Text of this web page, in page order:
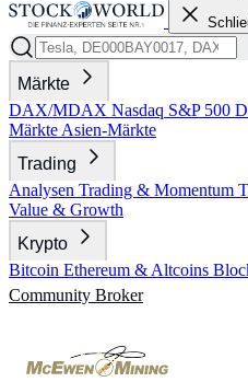
Märkte
DAX/MDAX Nasdaq S&P 500
Märkte Asien-Märkte
Trading
Analysen Trading & Momentum
Value & Growth
Krypto
Bitcoin Ethereum & Altcoins
Community Broker